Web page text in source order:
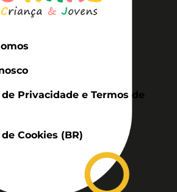
Privacidade e Termos de
Cookies (BR)